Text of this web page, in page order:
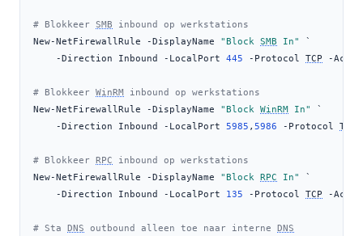
# Blokkeer SMB inbound op werkstations
New-NetFirewallRule
- DisplayName "Block SMB In"
`
- Direction Inbound - LocalPort 445 - Protocol TCP -
# Blokkeer WinRM
inbound op werkstations
New-NetFirewallRule
- DisplayName "Block WinRM In"
`
- Direction Inbound - LocalPort 5985 , 5986 - Protocol TCP
# Blokkeer RPC inbound op werkstations
New-NetFirewallRule
- DisplayName "Block RPC In"
`
- Direction Inbound - LocalPort 135 - Protocol TCP -
# Sta DNS outbound alleen toe naar interne DNS